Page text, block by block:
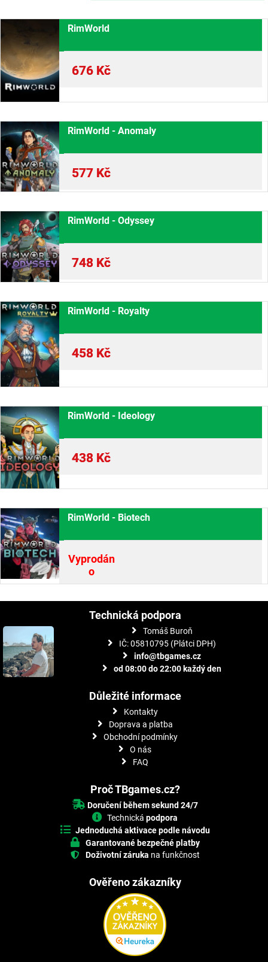
RimWorld
676 Kč
RimWorld - Anomaly
577 Kč
RimWorld - Odyssey
748 Kč
RimWorld - Royalty
458 Kč
RimWorld - Ideology
438 Kč
RimWorld - Biotech
Vyprodán
o
Technická podpora
Tomáš Buroň
IČ: 05810795 (Plátci DPH)
info@tbgames.cz
od 08:00 do 22:00 každý den
Důležité informace
Kontakty
Doprava a platba
Obchodní podmínky
O nás
FAQ
Proč TBgames.cz?
Doručení během sekund 24/7
Technickápodpora
Jednoduchá aktivace podle návodu
Garantované bezpečné platby
Doživotní záruka na funkčnost
Ověřeno zákazníky